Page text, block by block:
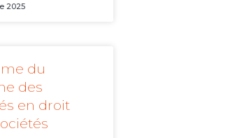
2025
du
des
en droit